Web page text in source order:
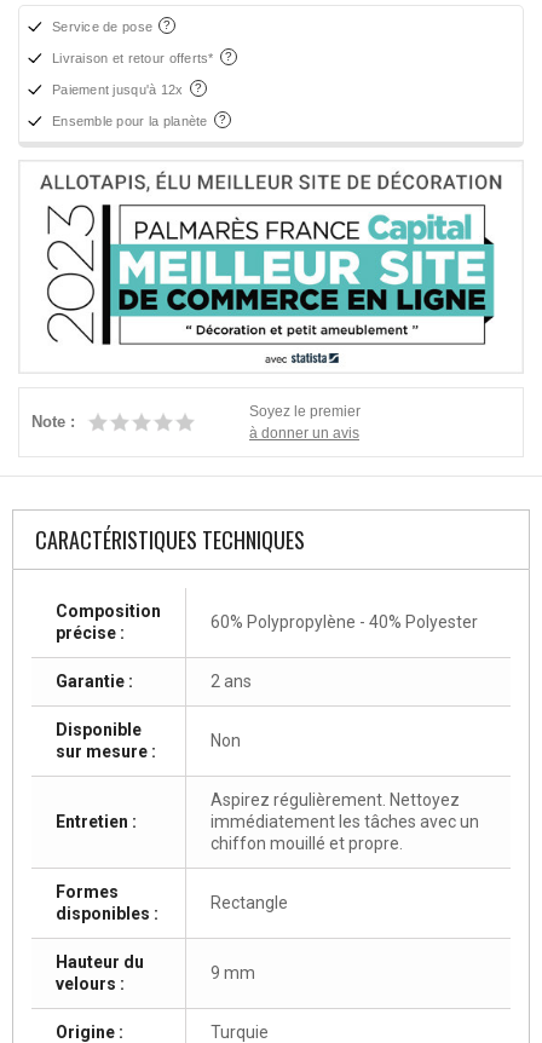
Service de pose
Livraison et retour offerts*
Paiement jusqu'à 12x
Ensemble pour la planète
Note :
Soyez le premier
à donner un avis
CARACTÉRISTIQUES TECHNIQUES
Composition
précise :
60% Polypropylène - 40% Polyester
Garantie : 2 ans
Disponible
sur mesure :
Non
Entretien :
Aspirez régulièrement. Nettoyez
immédiatement les tâches avec un
chiffon mouillé et propre.
Formes
disponibles :
Rectangle
Hauteur du
velours :
9 mm
Origine : Turquie